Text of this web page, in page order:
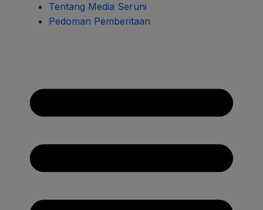
Tentang Media Seruni
Pedoman Pemberitaan